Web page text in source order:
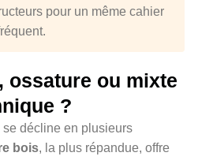
pour un même cahier
ossature ou mixte
?
se décline en plusieurs
bois, la plus répandue, offre